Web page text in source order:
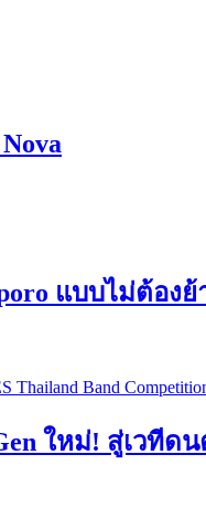
แบบไม่ต้องย้
ใหม่! สู่เวทีดน